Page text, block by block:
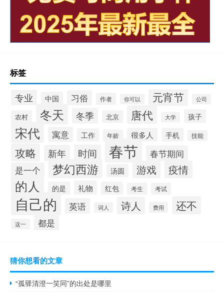
标签
专业 中国 习俗 作者 你可以 元宵节 公司
农村 冬天 冬季 北京 唐代 大学 孩子
宋代 寓意 工作 年龄 很多人 手机 技能
攻略 新年 时间 春节 春节期间
是一个 梦幻西游 汤圆 游戏 疫情
的人 的是 礼物 红包 考生 考试
自己的 英语 词人 诗人 费用 还不
这一 都是
猜你想看的文章
“孤驿清澄一笑同”的出处是哪里